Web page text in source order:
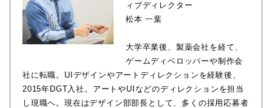
ィブディレクター
松本 一葉
大学卒業後、製薬会社を経て、
ゲームディベロッパーや制作会
社に転職。UIデザインやアートディレクションを経験後、
2015年DGT入社。アートやUIなどのディレクションを担当
し現職へ。現在はデザイン部部長として、多くの採用応募者